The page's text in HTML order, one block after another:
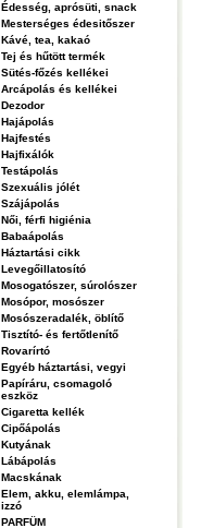
Édesség, aprósüti, snack
Mesterséges édesitőszer
Kávé, tea, kakaó
Tej és hűtött termék
Sütés-főzés kellékei
Arcápolás és kellékei
Dezodor
Hajápolás
Hajfestés
Hajfixálók
Testápolás
Szexuális jólét
Szájápolás
Női, férfi higiénia
Babaápolás
Háztartási cikk
Levegőillatosító
Mosogatószer, súrolószer
Mosópor, mosószer
Mosószeradalék, öblítő
Tisztító- és fertőtlenítő
Rovarírtó
Egyéb háztartási, vegyi
Papíráru, csomagoló
eszköz
Cigaretta kellék
Cipőápolás
Kutyának
Lábápolás
Macskának
Elem, akku, elemlámpa,
izzó
PARFÜM